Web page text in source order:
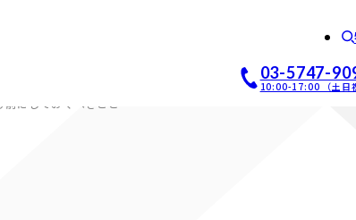
居抜き店舗ABCホーム
03-5747-
10:00-17:00 （土日
にしておくべきこと